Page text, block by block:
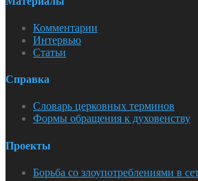
Комментарии
Интервью
Статьи
Справка
Словарь церковных терминов
Формы обращения к духовенству
Проекты
Борьба со злоупотреблениями в